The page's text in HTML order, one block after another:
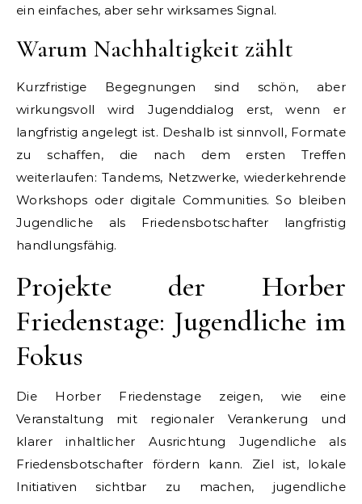
ein einfaches, aber sehr wirksames Signal.
Warum Nachhaltigkeit zählt
Kurzfristige Begegnungen sind schön, aber
wirkungsvoll wird Jugenddialog erst, wenn er
langfristig angelegt ist. Deshalb ist sinnvoll, Formate
zu schaffen, die nach dem ersten Treffen
weiterlaufen: Tandems, Netzwerke, wiederkehrende
Workshops oder digitale Communities. So bleiben
Jugendliche als Friedensbotschafter langfristig
handlungsfähig.
Projekte der Horber
Friedenstage: Jugendliche im
Fokus
Die Horber Friedenstage zeigen, wie eine
Veranstaltung mit regionaler Verankerung und
klarer inhaltlicher Ausrichtung Jugendliche als
Friedensbotschafter fördern kann. Ziel ist, lokale
Initiativen sichtbar zu machen, jugendliche